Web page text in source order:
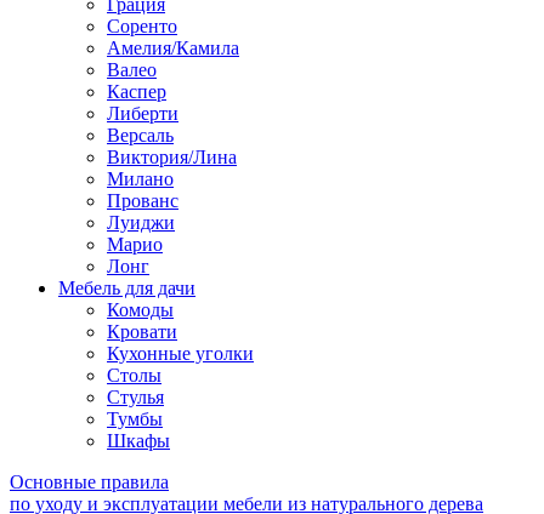
Грация
Соренто
Амелия/Камила
Валео
Каспер
Либерти
Версаль
Виктория/Лина
Милано
Прованс
Луиджи
Марио
Лонг
Мебель для дачи
Комоды
Кровати
Кухонные уголки
Столы
Стулья
Тумбы
Шкафы
Основные правила
по уходу и эксплуатации мебели из натурального дерева